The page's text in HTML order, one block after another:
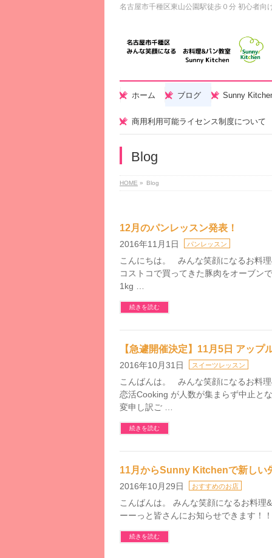
名古屋市千種区東山公園駅徒歩０分 初心者向
ホーム ブログ Sunny
商用利用可能ライセンス制度について
Blog
HOME » Blog
12月のパンレッスン発表！
2016年11月1日 パンレッスン
こんにちは。 みんな笑顔になるお料
コストコで買ってきた豚肉をオーブン
1kg …
続きを読む
【急遽開催決定】11月5日 アップ
2016年10月31日 スイーツレッスン
こんばんは。 みんな笑顔になるお料
恋活Cooking が人数が集まらず中止と
変申し訳ご …
続きを読む
11月からSunny Kitchenで新しい
2016年10月29日 おすすめのお店
こんばんは。 みんな笑顔になるお料
ーーっと皆さんにお知らせできます
続きを読む